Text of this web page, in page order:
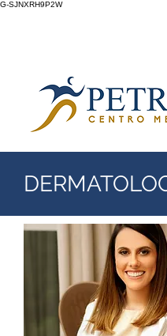
G-SJNXRH9P2W